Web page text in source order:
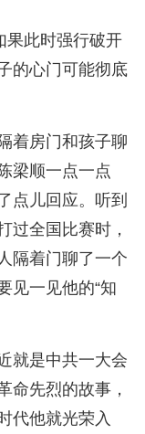
果此时强行破开
的心门可能彻底
着房门和孩子聊
梁顺一点一点
点儿回应。听到
过全国比赛时，
隔着门聊了一个
见一见他的“知
就是中共一大会
命先烈的故事，
代他就光荣入